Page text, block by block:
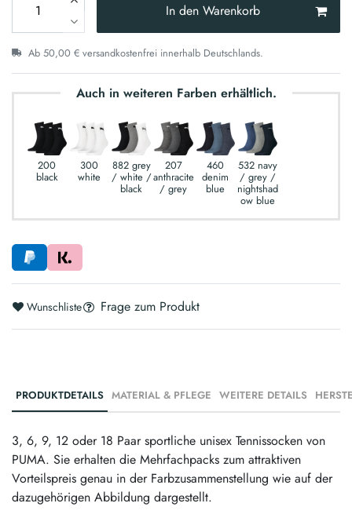
In den Warenkorb
Ab 50,00 € versandkostenfrei innerhalb Deutschlands.
Auch in weiteren Farben erhältlich.
200
black
300
white
882 grey
/ white /
black
207
anthracite
/ grey
460
denim
blue
532 navy
/ grey /
nightshad
ow blue
Wunschliste Frage zum Produkt
PRODUKTDETAILS MATERIAL & PFLEGE WEITERE DETAILS
3, 6, 9, 12 oder 18 Paar sportliche unisex Tennissocken von
PUMA. Sie erhalten die Mehrfachpacks zum attraktiven
Vorteilspreis genau in der Farbzusammenstellung wie auf der
dazugehörigen Abbildung dargestellt.